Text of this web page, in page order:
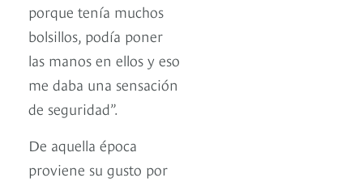
porque tenía muchos
bolsillos, podía poner
las manos en ellos y eso
me daba una sensación
de seguridad”.
De aquella época
proviene su gusto por